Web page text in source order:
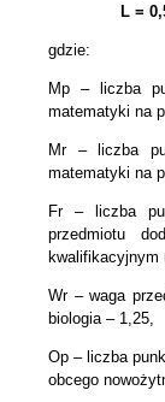
L =
gdzie:
Mp – liczba
matematyki na
Mr – liczba
matematyki na
Fr – liczba
przedmiotu
kwalifikacyjnym
Wr – waga
biologia – 1,25,
Op – liczba
obcego